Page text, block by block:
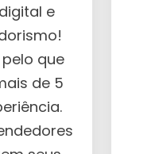
e
que
de 5